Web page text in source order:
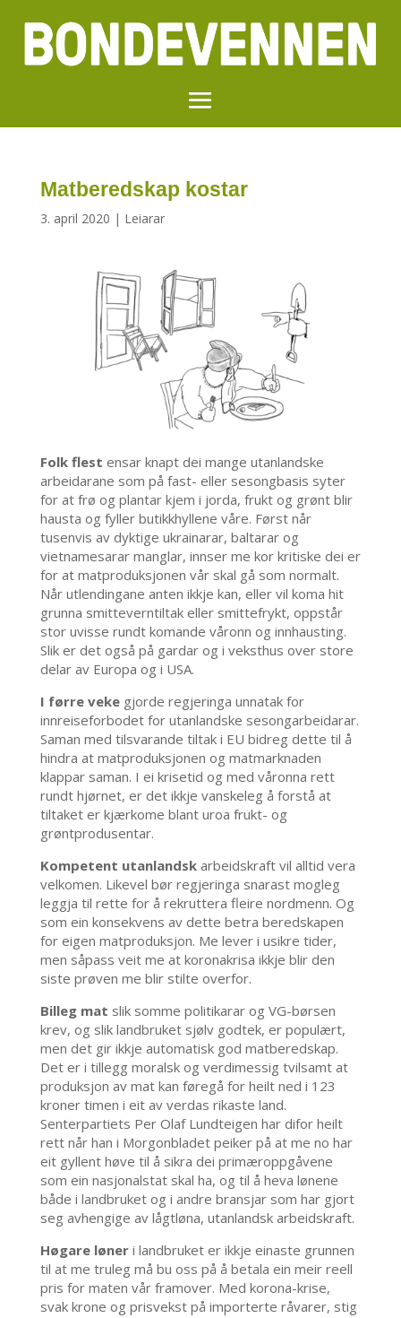
Matberedskap kostar
3. april 2020 | Leiarar
Folk flest ensar knapt dei mange utanlandske
arbeidarane som på fast- eller sesongbasis syter
for at frø og plantar kjem i jorda, frukt og grønt blir
hausta og fyller butikkhyllene våre. Først når
tusenvis av dyktige ukrainarar, baltarar og
vietnamesarar manglar, innser me kor kritiske dei er
for at matproduksjonen vår skal gå som normalt.
Når utlendingane anten ikkje kan, eller vil koma hit
grunna smitteverntiltak eller smittefrykt, oppstår
stor uvisse rundt komande våronn og innhausting.
Slik er det også på gardar og i veksthus over store
delar av Europa og i USA.
I førre vekegjorde regjeringa unnatak for
innreiseforbodet for utanlandske sesongarbeidarar.
Saman med tilsvarande tiltak i EU bidreg dette til å
hindra at matproduksjonen og matmarknaden
klappar saman. I ei krisetid og med våronna rett
rundt hjørnet, er det ikkje vanskeleg å forstå at
tiltaket er kjærkome blant uroa frukt- og
grøntprodusentar.
Kompetent utanlandskarbeidskraft vil alltid vera
velkomen. Likevel bør regjeringa snarast mogleg
leggja til rette for å rekruttera fleire nordmenn. Og
som ein konsekvens av dette betra beredskapen
for eigen matproduksjon. Me lever i usikre tider,
men såpass veit me at koronakrisa ikkje blir den
siste prøven me blir stilte overfor.
Billeg mat slik somme politikarar og VG-børsen
krev, og slik landbruket sjølv godtek, er populært,
men det gir ikkje automatisk god matberedskap.
Det er i tillegg moralsk og verdimessig tvilsamt at
produksjon av mat kan føregå for heilt ned i 123
kroner timen i eit av verdas rikaste land.
Senterpartiets Per Olaf Lundteigen har difor heilt
rett når han i Morgonbladet peiker på at me no har
eit gyllent høve til å sikra dei primæroppgåvene
som ein nasjonalstat skal ha, og til å heva lønene
både i landbruket og i andre bransjar som har gjort
seg avhengige av lågtløna, utanlandsk arbeidskraft.
Høgare løneri landbruket er ikkje einaste grunnen
til at me truleg må bu oss på å betala ein meir reell
pris for maten vår framover. Med korona-krise,
svak krone og prisvekst på importerte råvarer, stig